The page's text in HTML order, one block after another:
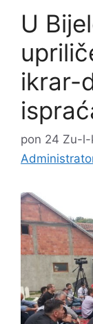
U
ikrar-
pon 24 Zu-